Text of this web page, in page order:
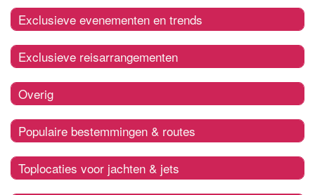
Exclusieve evenementen en trends
Exclusieve reisarrangementen
Overig
Populaire bestemmingen & routes
Toplocaties voor jachten & jets